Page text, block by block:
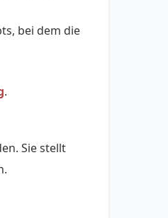
bei dem die
.
Sie stellt